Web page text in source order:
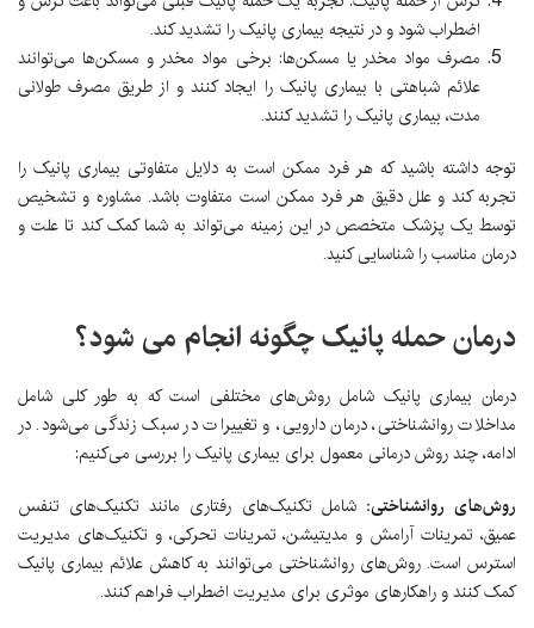
اضطراب شود و در نتیجه بیماری پانیک را تشدید کند.
مصرف مواد مخدر یا مسکن‌ها: برخی مواد مخدر و مسکن‌ها می‌توانند
علائم شباهتی با بیماری پانیک را ایجاد کنند و از طریق مصرف طولانی
مدت، بیماری پانیک را تشدید کنند.
توجه داشته باشید که هر فرد ممکن است به دلایل متفاوتی بیماری پانیک را
تجربه کند و علل دقیق هر فرد ممکن است متفاوت باشد. مشاوره و تشخیص
توسط یک پزشک متخصص در این زمینه می‌تواند به شما کمک کند تا علت و
درمان مناسب را شناسایی کنید.
درمان حمله پانیک چگونه انجام می شود؟
درمان بیماری پانیک شامل روش‌های مختلفی است که به طور کلی شامل
مداخلات روانشناختی، درمان دارویی، و تغییرات در سبک زندگی می‌شود. در
ادامه، چند روش درمانی معمول برای بیماری پانیک را بررسی می‌کنیم:
روش‌های روانشناختی: شامل تکنیک‌های رفتاری مانند تکنیک‌های تنفس
عمیق، تمرینات آرامش و مدیتیشن، تمرینات تحرکی، و تکنیک‌های مدیریت
استرس است. روش‌های روانشناختی می‌توانند به کاهش علائم بیماری پانیک
کمک کنند و راهکارهای موثری برای مدیریت اضطراب فراهم کنند.